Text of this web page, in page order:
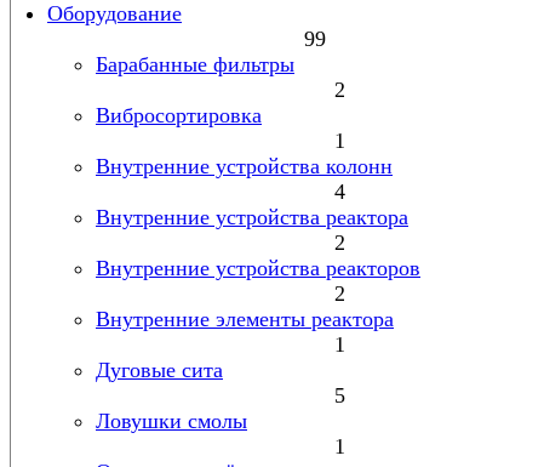
Оборудование
99
Барабанные фильтры
2
Вибросортировка
1
Внутренние устройства колонн
4
Внутренние устройства реактора
2
Внутренние устройства реакторов
2
Внутренние элементы реактора
1
Дуговые сита
5
Ловушки смолы
1